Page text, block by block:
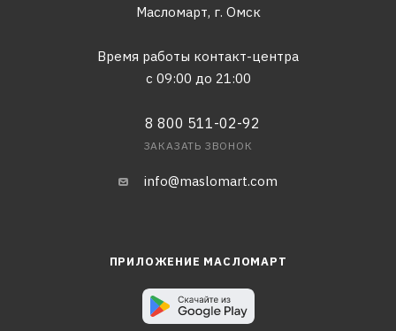
Масломарт, г. Омск
Время работы контакт-центра
с 09:00 до 21:00
8 800 511-02-92
ЗАКАЗАТЬ ЗВОНОК
info@maslomart.com
ПРИЛОЖЕНИЕ МАСЛОМАРТ